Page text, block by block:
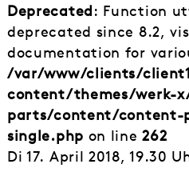
Deprecated: Function
deprecated since 8.2,
documentation for
/var/www/clients/
content/themes/werk-
parts/content/content-
single.php on line262
Di 17. April 2018, 19.30